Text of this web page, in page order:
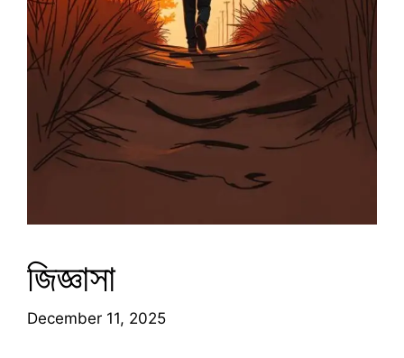
জিজ্ঞাসা
December 11, 2025